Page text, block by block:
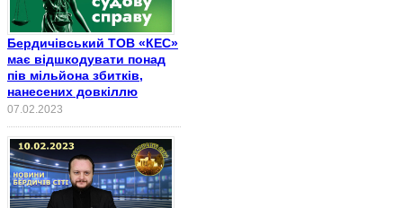
Бердичівський ТОВ «КЕС»
має відшкодувати понад
пів мільйона збитків,
нанесених довкіллю
07.02.2023